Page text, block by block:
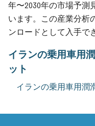
年〜2030年の市場予測
います。この産業分析
ンロードとして入手で
イランの乗用車用
ット
イランの乗用車用潤